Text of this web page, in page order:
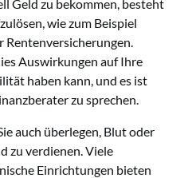
Geld zu bekommen, besteht
wie zum Beispiel
Rentenversicherungen.
Auswirkungen auf Ihre
haben kann, und es ist
zu sprechen.
auch überlegen, Blut oder
zu verdienen. Viele
Einrichtungen bieten